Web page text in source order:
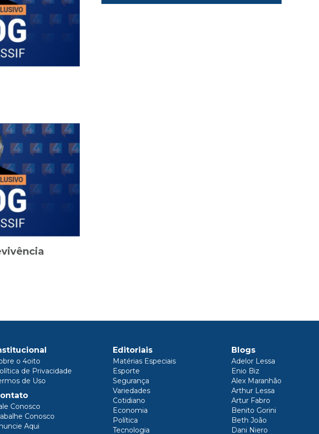
o 4oito
de Privacidade
de Uso
Conosco
Conosco
Aqui
Editoriais
Matérias Especiais
Esporte
Segurança
Variedades
Cotidiano
Economia
Política
Tecnologia
Blogs
Adelor Lessa
Enio Biz
Alex Maranhão
Arthur Lessa
Artur Fabro
Benito Gorini
Beth João
Dani Niero